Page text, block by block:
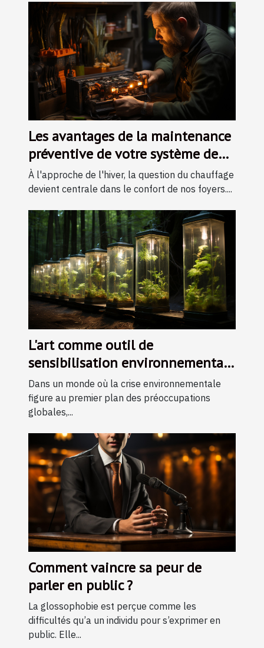
Les avantages de la maintenance
préventive de votre système de
chauffage durant l'hiver
À l'approche de l'hiver, la question du chauffage
devient centrale dans le confort de nos foyers....
L'art comme outil de
sensibilisation environnementale
: initiatives et impacts
Dans un monde où la crise environnementale
figure au premier plan des préoccupations
globales,...
Comment vaincre sa peur de
parler en public ?
La glossophobie est perçue comme les
difficultés qu’a un individu pour s’exprimer en
public. Elle...